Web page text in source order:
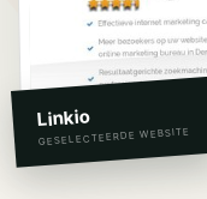
Linkio
GESELECTEERDE WEBSITE